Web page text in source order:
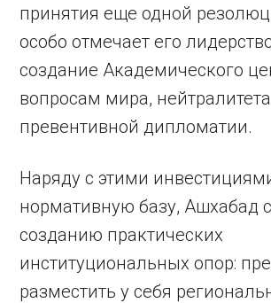
принятия еще одной
особо отмечает его
создание Академического
вопросам мира,
превентивной дипломатии.
Наряду с этими
нормативную базу, Ашхабад
созданию практических
институциональных опор:
разместить у себя